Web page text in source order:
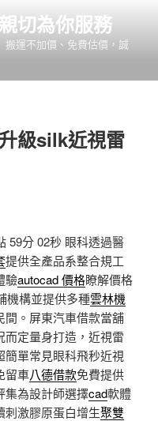
切為你服務
運不加價、免費估價，誠
級silk近視雷
59分 02秒 眼科透過醫
提供全產品系整合規工
驗autocad 價格瞭解價格
機構並提供多種雲林機
間。屏東汽車借款當舖
而定量身打造，近視雷
簡單常見眼科飛秒近視
留車八德借款免費提供
集為設計師選擇cad軟體
刺激膠原蛋白增生聚雙